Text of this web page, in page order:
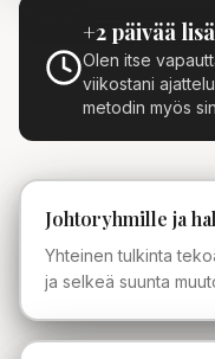
+2 päivää
Olen itse
viikostani
metodin myös
Johtoryhmille ja
Yhteinen tulkinta
ja selkeä suunta